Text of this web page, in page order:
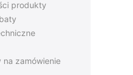
produkty
zamówienie